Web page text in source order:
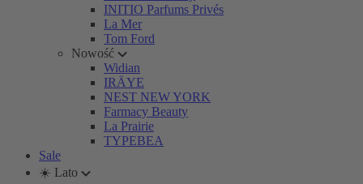
INITIO Parfums Privés
La Mer
Tom Ford
Nowość
Widian
IRÄYE
NEST NEW YORK
Farmacy Beauty
La Prairie
TYPEBEA
Sale
☀️ Lato